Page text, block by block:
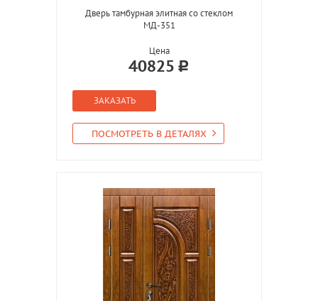
Дверь тамбурная элитная со стеклом
МД-351
Цена
40825
ЗАКАЗАТЬ
ПОСМОТРЕТЬ В ДЕТАЛЯХ